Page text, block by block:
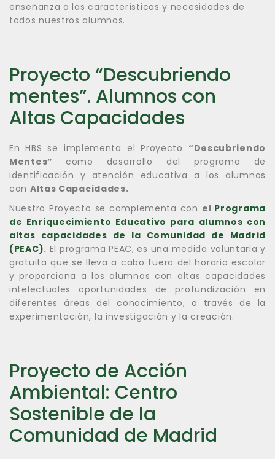
enseñanza a las características y necesidades de
todos nuestros alumnos.
Proyecto “Descubriendo
mentes”. Alumnos con
Altas Capacidades
En HBS se implementa el Proyecto “Descubriendo
Mentes” como desarrollo del programa de
identificación y atención educativa a los alumnos
con Altas Capacidades.
Nuestro Proyecto se complementa con el Programa
de Enriquecimiento Educativo para alumnos con
altas capacidades de la Comunidad de Madrid
(PEAC). El programa PEAC, es una medida voluntaria y
gratuita que se lleva a cabo fuera del horario escolar
y proporciona a los alumnos con altas capacidades
intelectuales oportunidades de profundización en
diferentes áreas del conocimiento, a través de la
experimentación, la investigación y la creación.
Proyecto de Acción
Ambiental: Centro
Sostenible de la
Comunidad de Madrid